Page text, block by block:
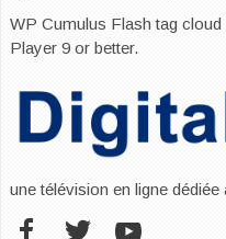
WP Cumulus Flash tag cloud
Player 9 or better.
une télévision en ligne dédiée